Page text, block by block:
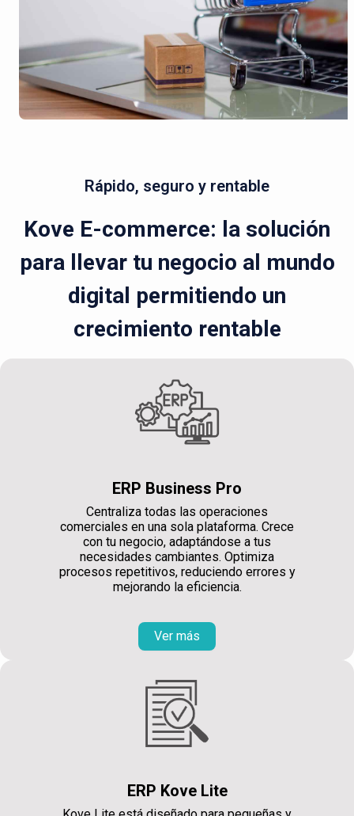
Rápido, seguro y rentable
Kove E-commerce: la solución
para llevar tu negocio al mundo
digital permitiendo un
crecimiento rentable
ERP Business Pro
Centraliza todas las operaciones
comerciales en una sola plataforma. Crece
con tu negocio, adaptándose a tus
necesidades cambiantes. Optimiza
procesos repetitivos, reduciendo errores y
mejorando la eficiencia.
Ver más
ERP Kove Lite